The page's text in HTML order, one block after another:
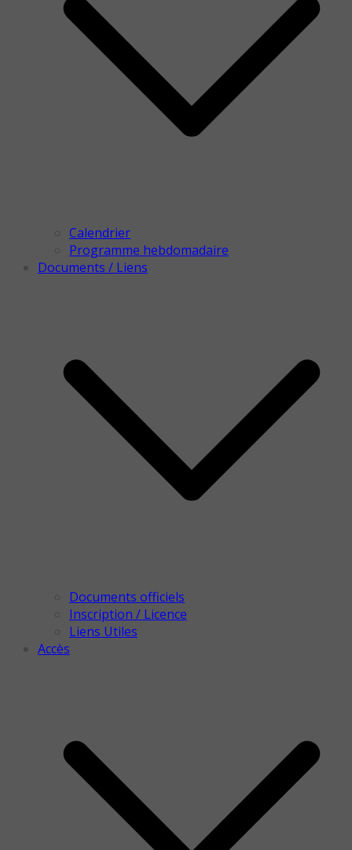
Calendrier
Programme hebdomadaire
Documents / Liens
Documents officiels
Inscription / Licence
Liens Utiles
Accès